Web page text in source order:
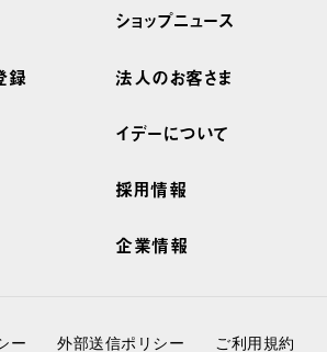
録
ショップニュース
法人のお客さま
イデーについて
採用情報
企業情報
ー 外部送信ポリシー ご利用規約